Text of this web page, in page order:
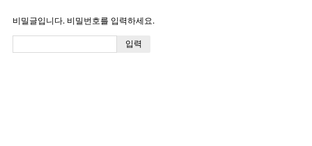
비밀글입니다. 비밀번호를 입력하세요.